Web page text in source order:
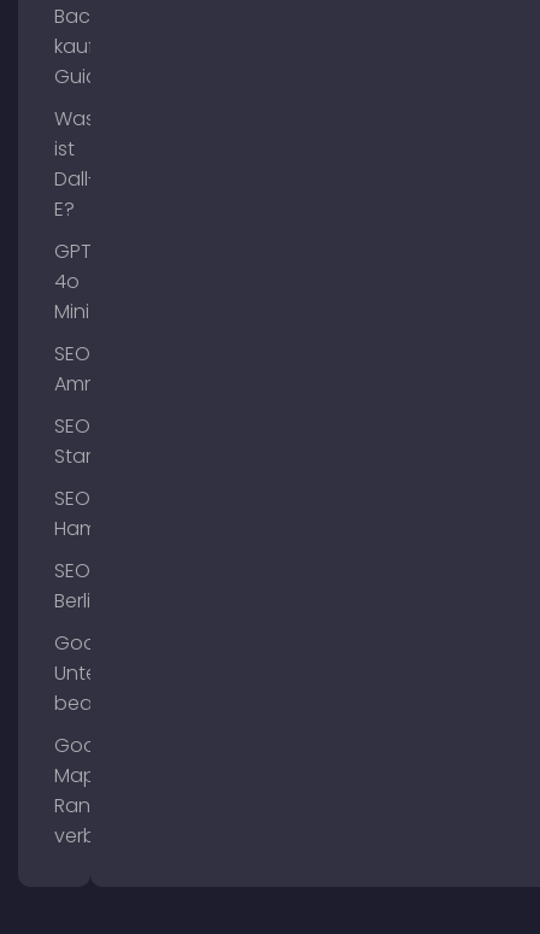
Backlinks
kaufen
Guide
Was
ist
Dall-
E?
GPT-
4o
Mini
SEO
Ammersee
SEO
Starnberg
SEO
Hamburg
SEO
Berlin
Google
Unternehmensprofil
bearbeiten
Google
Maps
Ranking
verbessern